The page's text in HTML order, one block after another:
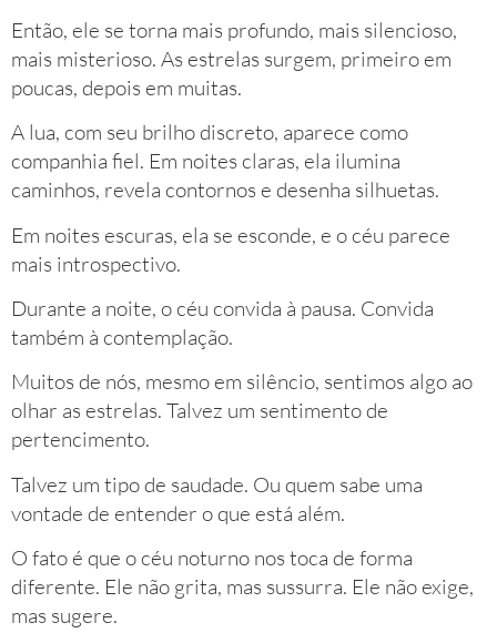
Então, ele se torna mais profundo, mais silencioso,
mais misterioso. As estrelas surgem, primeiro em
poucas, depois em muitas.
A lua, com seu brilho discreto, aparece como
companhia fiel. Em noites claras, ela ilumina
caminhos, revela contornos e desenha silhuetas.
Em noites escuras, ela se esconde, e o céu parece
mais introspectivo.
Durante a noite, o céu convida à pausa. Convida
também à contemplação.
Muitos de nós, mesmo em silêncio, sentimos algo ao
olhar as estrelas. Talvez um sentimento de
pertencimento.
Talvez um tipo de saudade. Ou quem sabe uma
vontade de entender o que está além.
O fato é que o céu noturno nos toca de forma
diferente. Ele não grita, mas sussurra. Ele não exige,
mas sugere.